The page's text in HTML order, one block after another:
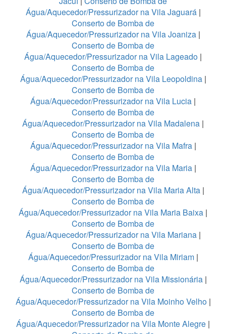
Água/Aquecedor/Pressurizador na Vila Jaguará|
Conserto de Bomba de
Água/Aquecedor/Pressurizador na Vila Joaniza|
Conserto de Bomba de
Água/Aquecedor/Pressurizador na Vila Lageado |
Conserto de Bomba de
Água/Aquecedor/Pressurizador na Vila Leopoldina|
Conserto de Bomba de
Água/Aquecedor/Pressurizador na Vila Lucia |
Conserto de Bomba de
Água/Aquecedor/Pressurizador na Vila Madalena |
Conserto de Bomba de
Água/Aquecedor/Pressurizador na Vila Mafra |
Conserto de Bomba de
Água/Aquecedor/Pressurizador na Vila Maria|
Conserto de Bomba de
Água/Aquecedor/Pressurizador na Vila Maria Alta|
Conserto de Bomba de
Água/Aquecedor/Pressurizador na Vila Maria Baixa |
Conserto de Bomba de
Água/Aquecedor/Pressurizador na Vila Mariana|
Conserto de Bomba de
Água/Aquecedor/Pressurizador na Vila Miriam|
Conserto de Bomba de
Água/Aquecedor/Pressurizador na Vila Missionária|
Conserto de Bomba de
Água/Aquecedor/Pressurizador na Vila Moinho Velho|
Conserto de Bomba de
Água/Aquecedor/Pressurizador na Vila Monte Alegre |